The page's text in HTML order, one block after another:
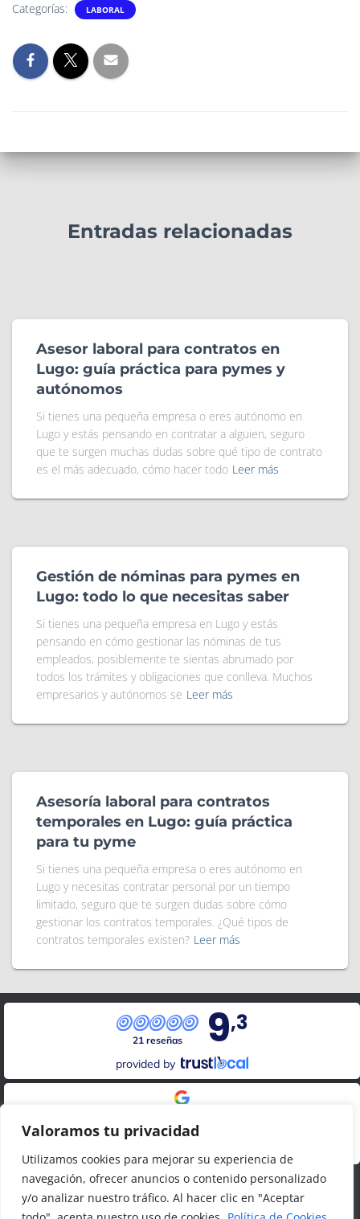
Valoramos tu privacidad
Utilizamos cookies para mejorar su experiencia de
navegación, ofrecer anuncios o contenido personalizado
y/o analizar nuestro tráfico. Al hacer clic en "Aceptar
Categorías: LABORAL
Entradas relacionadas
Asesor laboral para contratos en
Lugo: guía práctica para pymes y
autónomos
Si tienes una pequeña empresa o eres autónomo en
Lugo y estás pensando en contratar a alguien, seguro
que te surgen muchas dudas sobre qué tipo de contrato
es el más adecuado, cómo hacer todo Leer más
Gestión de nóminas para pymes en
Lugo: todo lo que necesitas saber
Si tienes una pequeña empresa en Lugo y estás
pensando en cómo gestionar las nóminas de tus
empleados, posiblemente te sientas abrumado por
todos los trámites y obligaciones que conlleva. Muchos
empresarios y autónomos se Leer más
Asesoría laboral para contratos
temporales en Lugo: guía práctica
para tu pyme
Si tienes una pequeña empresa o eres autónomo en
Lugo y necesitas contratar personal por un tiempo
limitado, seguro que te surgen dudas sobre cómo
gestionar los contratos temporales. ¿Qué tipos de
contratos temporales existen? Leer más
21 reseñas 9,3
provided by
4.8
20 reseñas